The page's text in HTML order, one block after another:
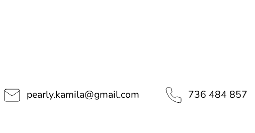
pearly.kamila@gmail.com 736 484 857